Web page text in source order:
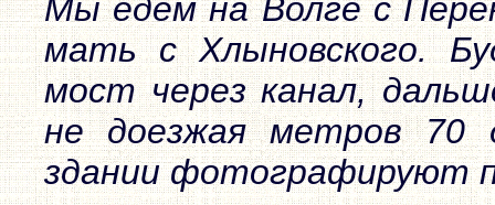
Мы едем на Волге с
мать с Хлыновского.
мост через канал,
не доезжая метров 70
здании фотографируют